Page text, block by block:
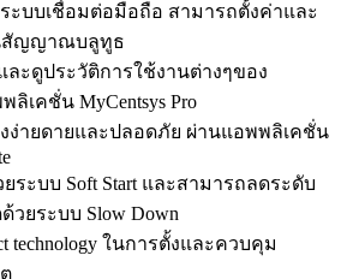
ะบบเชื่อมต่อมือถือ สามารถตั้งค่าและ
สัญญาณบลูทูธ
ละดูประวัติการใช้งานต่างๆของ
ลิเคชั่น MyCentsys Pro
ง่ายดายและปลอดภัย ผ่านแอพพลิเคชั่น
ระบบ Soft Start และสามารถลดระดับ
ยระบบ Slow Down
technology ในการตั้งและควบคุม